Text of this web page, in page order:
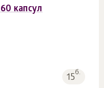
капсул
15б.